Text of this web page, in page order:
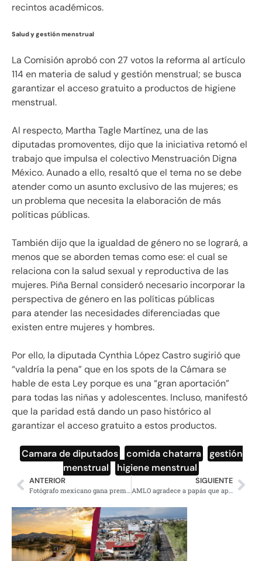
recintos académicos.
Salud y gestión menstrual
La Comisión aprobó con 27 votos la reforma al artículo
114 en materia de salud y gestión menstrual; se busca
garantizar el acceso gratuito a productos de higiene
menstrual.
Al respecto, Martha Tagle Martínez, una de las
diputadas promoventes, dijo que la iniciativa retomó el
trabajo que impulsa el colectivo Menstruación Digna
México. Aunado a ello, resaltó que el tema no se debe
atender como un asunto exclusivo de las mujeres; es
un problema que necesita la elaboración de más
políticas públicas.
También dijo que la igualdad de género no se logrará, a
menos que se aborden temas como ese: el cual se
relaciona con la salud sexual y reproductiva de las
mujeres. Piña Bernal consideró necesario incorporar la
perspectiva de género en las políticas públicas
para atender las necesidades diferenciadas que
existen entre mujeres y hombres.
Por ello, la diputada Cynthia López Castro sugirió que
“valdría la pena” que en los spots de la Cámara se
hable de esta Ley porque es una “gran aportación”
para todas las niñas y adolescentes. Incluso, manifestó
que la paridad está dando un paso histórico al
garantizar el acceso gratuito a estos productos.
Camara de diputados comida chatarra
gestión
menstrual
higiene menstrual
ANTERIOR SIGUIENTE